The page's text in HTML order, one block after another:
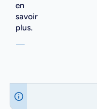
en
savoir
plus.